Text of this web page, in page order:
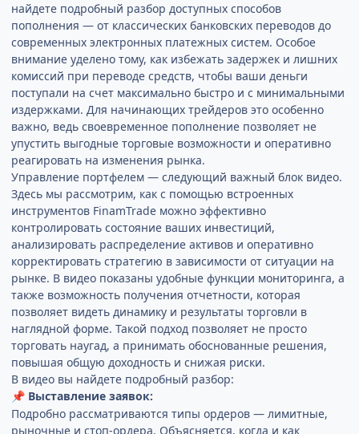
найдете подробный разбор доступных способов
пополнения — от классических банковских переводов до
современных электронных платежных систем. Особое
внимание уделено тому, как избежать задержек и лишних
комиссий при переводе средств, чтобы ваши деньги
поступали на счет максимально быстро и с минимальными
издержками. Для начинающих трейдеров это особенно
важно, ведь своевременное пополнение позволяет не
упустить выгодные торговые возможности и оперативно
реагировать на изменения рынка.
Управление портфелем — следующий важный блок видео.
Здесь мы рассмотрим, как с помощью встроенных
инструментов FinamTrade можно эффективно
контролировать состояние ваших инвестиций,
анализировать распределение активов и оперативно
корректировать стратегию в зависимости от ситуации на
рынке. В видео показаны удобные функции мониторинга, а
также возможность получения отчетности, которая
позволяет видеть динамику и результаты торговли в
наглядной форме. Такой подход позволяет не просто
торговать наугад, а принимать обоснованные решения,
повышая общую доходность и снижая риски.
В видео вы найдете подробный разбор:
📌 Выставление заявок:
Подробно рассматриваются типы ордеров — лимитные,
рыночные и стоп-ордера. Объясняется, когда и как